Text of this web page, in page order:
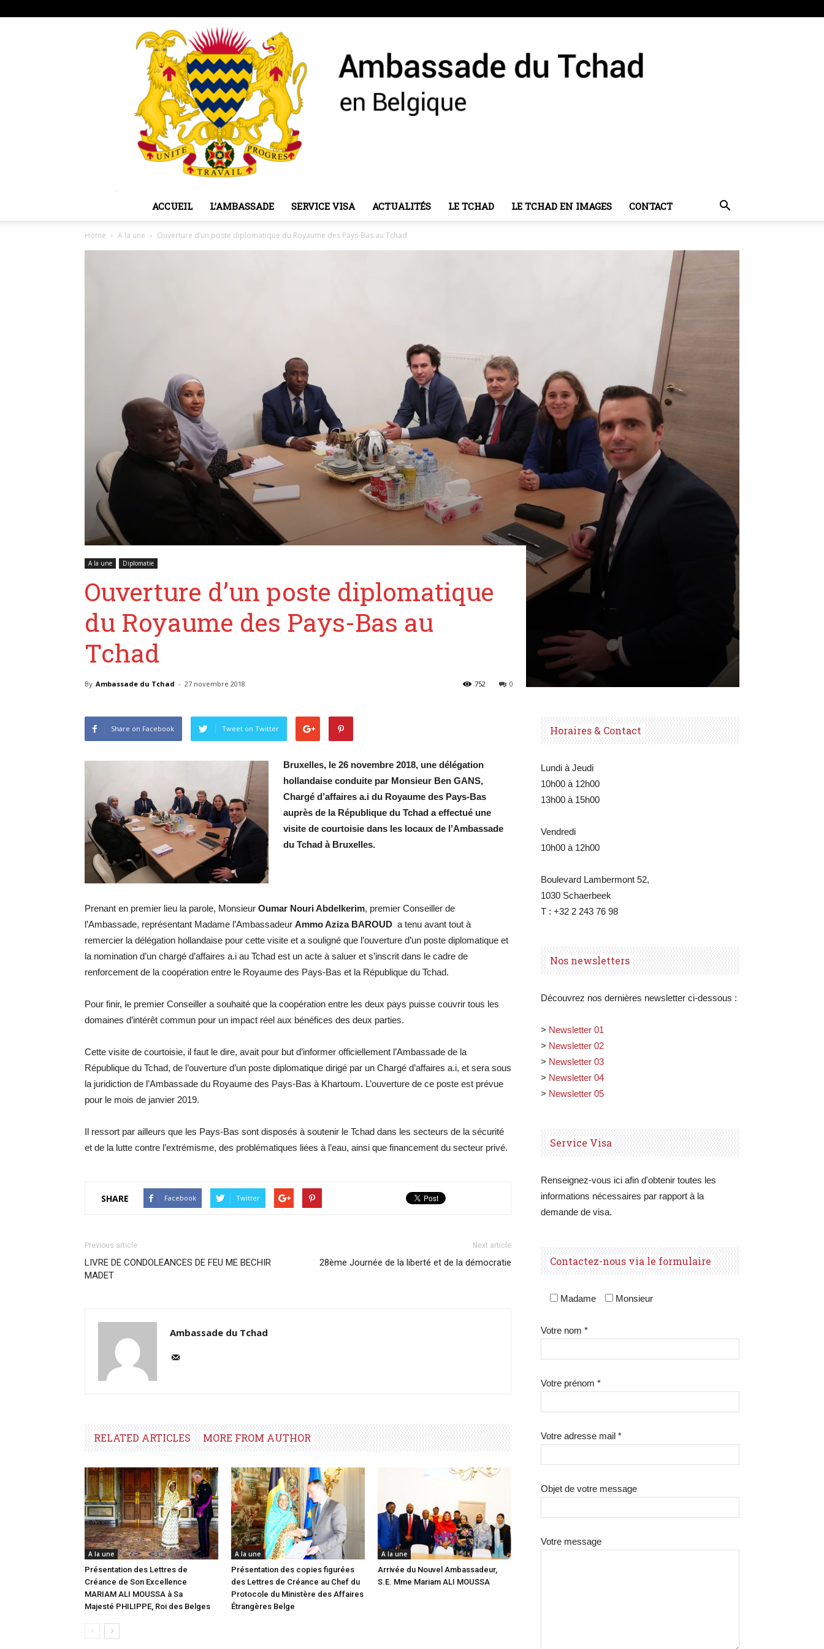
Tchad
de
ACCUEIL L’AMBASSADE SERVICE VISA ACTUALITÉS LE TCHAD LE TCHAD EN IMAGES CONTACT
Home A la une Ouverture d’un poste diplomatique du Royaume des Pays-Bas au Tchad
A la une Diplomatie
Ouverture d’un poste diplomatique
du Royaume des Pays-Bas au
Tchad
By Ambassade du Tchad - 27 novembre 2018 0
752
Share on Facebook Tweet on Twitter
Bruxelles, le 26 novembre 2018, une délégation
hollandaise conduite par Monsieur Ben GANS,
Chargé d’affaires a.i du Royaume des Pays-Bas
auprès de la République du Tchad a effectué une
visite de courtoisie dans les locaux de l’Ambassade
du Tchad à Bruxelles.
Prenant en premier lieu la parole, Monsieur Oumar Nouri Abdelkerim, premier Conseiller de
l’Ambassade, représentant Madame l’Ambassadeur Ammo Aziza BAROUD a tenu avant tout à
remercier la délégation hollandaise pour cette visite et a souligné que l’ouverture d’un poste diplomatique et
la nomination d’un chargé d’affaires a.i au Tchad est un acte à saluer et s’inscrit dans le cadre de
renforcement de la coopération entre le Royaume des Pays-Bas et la République du Tchad.
Pour finir, le premier Conseiller a souhaité que la coopération entre les deux pays puisse couvrir tous les
domaines d’intérêt commun pour un impact réel aux bénéfices des deux parties.
Cette visite de courtoisie, il faut le dire, avait pour but d’informer officiellement l’Ambassade de la
République du Tchad, de l’ouverture d’un poste diplomatique dirigé par un Chargé d’affaires a.i, et sera sous
la juridiction de l’Ambassade du Royaume des Pays-Bas à Khartoum. L’ouverture de ce poste est prévue
pour le mois de janvier 2019.
Il ressort par ailleurs que les Pays-Bas sont disposés à soutenir le Tchad dans les secteurs de la sécurité
et de la lutte contre l’extrémisme, des problématiques liées à l’eau, ainsi que financement du secteur privé.
SHARE Facebook Twitter
Previous article
LIVRE DE CONDOLEANCES DE FEU ME BECHIR
MADET
Next article
28ème Journée de la liberté et de la démocratie
Ambassade du Tchad
RELATED ARTICLES MORE FROM AUTHOR
A la une
Présentation des Lettres de
Créance de Son Excellence
MARIAM ALI MOUSSA à Sa
Majesté PHILIPPE, Roi des Belges
A la une
Présentation des copies figurées
des Lettres de Créance au Chef du
Protocole du Ministère des Affaires
Étrangères Belge
A la une
Arrivée du Nouvel Ambassadeur,
S.E. Mme Mariam ALI MOUSSA
Horaires & Contact
Lundi à Jeudi
10h00 à 12h00
13h00 à 15h00
Vendredi
10h00 à 12h00
Boulevard Lambermont 52,
1030 Schaerbeek
T : +32 2 243 76 98
Nos newsletters
Découvrez nos dernières newsletter ci-dessous :
> Newsletter 01
> Newsletter 02
> Newsletter 03
> Newsletter 04
> Newsletter 05
Service Visa
Renseignez-vous ici afin d'obtenir toutes les
informations nécessaires par rapport à la
demande de visa.
Contactez-nous via le formulaire
Madame Monsieur
Votre nom *
Votre prénom *
Votre adresse mail *
Objet de votre message
Votre message